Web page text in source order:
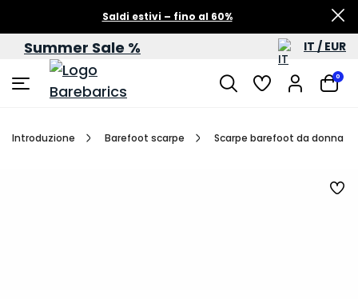
Saldi estivi – fino al 60%
Summer Sale % IT / EUR
0
Introduzione Barefoot scarpe Scarpe barefoot da donna